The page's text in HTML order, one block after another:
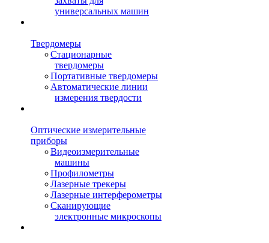
универсальных машин
Твердомеры
Стационарные
твердомеры
Портативные твердомеры
Автоматические линии
измерения твердости
Оптические измерительные
приборы
Видеоизмерительные
машины
Профилометры
Лазерные трекеры
Лазерные интерферометры
Сканирующие
электронные микроскопы